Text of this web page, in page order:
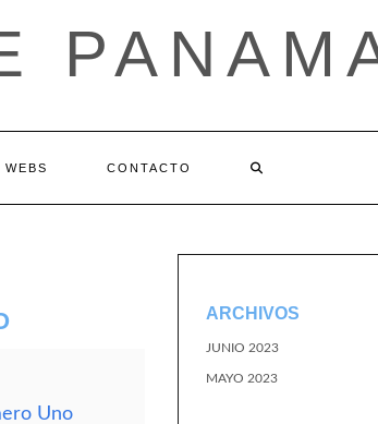
WEBS CONTACTO
Uno
ARCHIVOS
JUNIO 2023
MAYO 2023